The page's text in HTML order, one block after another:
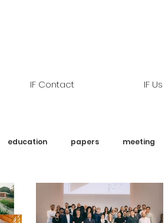
IF Contact IF Us
education papers meeting